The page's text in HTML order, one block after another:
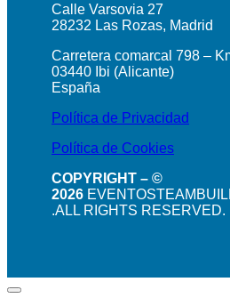
Calle Varsovia 27
28232 Las Rozas, Madrid
Carretera comarcal 798 –
03440 Ibi (Alicante)
España
Política de Privacidad
Política de Cookies
COPYRIGHT – ©
2026
.ALL RIGHTS RESERVED.